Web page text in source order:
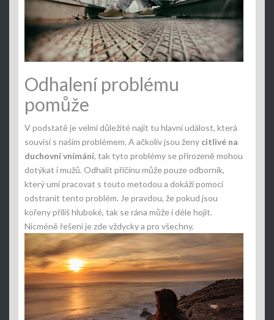
Odhalení problému
pomůže
V podstatě je velmi důležité najít tu hlavní událost, která
souvisí s naším problémem. A ačkoliv jsou ženy citlivé na
duchovní vnímání, tak tyto problémy se přirozeně mohou
dotýkat i mužů. Odhalit příčinu může pouze odborník,
který umí pracovat s touto metodou a dokáží pomoci
odstranit tento problém. Je pravdou, že pokud jsou
kořeny příliš hluboké, tak se rána může i déle hojit.
Nicméně řešení je zde vždycky a pro všechny.